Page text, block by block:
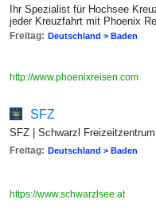
Ihr Spezialist für Hochsee
jeder Kreuzfahrt mit Phoenix
Freitag: Deutschland > Baden
http://www.phoenixreisen.com
SFZ
SFZ | Schwarzl
Freitag: Deutschland > Baden
https://www.schwarzlsee.at